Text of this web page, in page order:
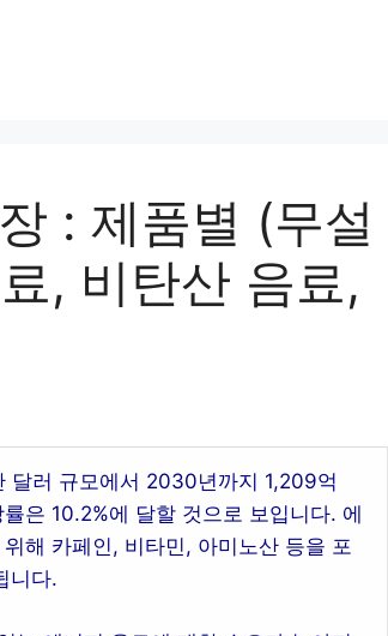
: 제품별 (무설
, 비탄산 음료,
러 규모에서 2030년까지 1,209억
은 10.2%에 달할 것으로 보입니다. 에
해 카페인, 비타민, 아미노산 등을 포
니다.